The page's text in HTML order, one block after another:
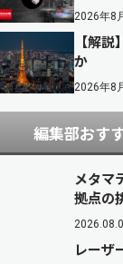
2026年8
【解
か
2026年8
編集部おす
メタマ
拠点の
レーザ